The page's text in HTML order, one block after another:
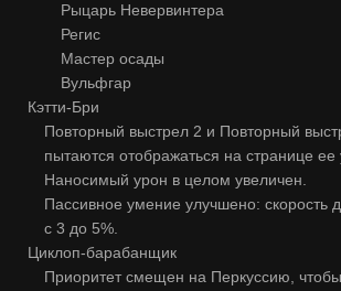
Рыцарь Невервинтера
Регис
Мастер осады
Вульфгар
Кэтти-Бри
Повторный выстрел 2 и Повторный
пытаются отображаться на странице ее
Наносимый урон в целом увеличен.
Пассивное умение улучшено: скорость
с 3 до 5%.
Циклоп-барабанщик
Приоритет смещен на Перкуссию,